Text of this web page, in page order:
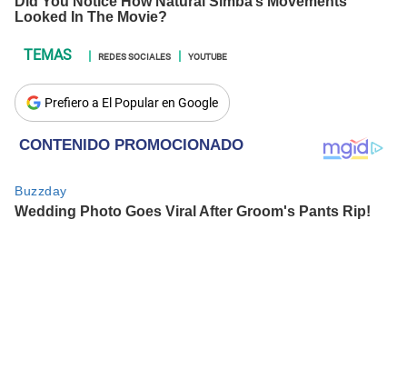
REDES SOCIALES YOUTUBE
Prefiero a El Popular en Google